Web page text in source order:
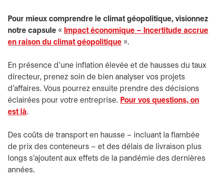
Pour mieux comprendre le climat géopolitique, visionnez
notre capsule « Impact économique – Incertitude accrue
en raison du climat géopolitique ».
En présence d’une inflation élevée et de hausses du taux
directeur, prenez soin de bien analyser vos projets
d’affaires. Vous pourrez ensuite prendre des décisions
éclairées pour votre entreprise. Pour vos questions, on
est làs’ouvre dans un nouvel onglet
.
Des coûts de transport en hausse – incluant la flambée
de prix des conteneurs – et des délais de livraison plus
longs s’ajoutent aux effets de la pandémie des dernières
années.